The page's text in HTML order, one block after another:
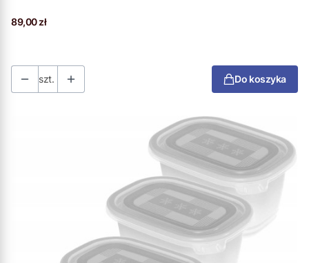
Cena
89,00 zł
szt. Do koszyka